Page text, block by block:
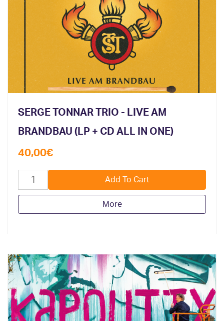
SERGE TONNAR TRIO - LIVE AM
BRANDBAU (LP + CD ALL IN ONE)
40,00€
More